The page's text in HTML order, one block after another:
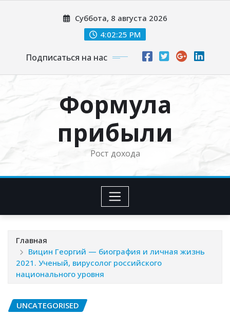
Суббота, 8 августа 2026
4:02:26 PM
Подписаться на нас
Формула
прибыли
Рост дохода
Главная
Вицин Георгий — биография и личная жизнь
2021. Ученый, вирусолог российского
национального уровня
UNCATEGORISED